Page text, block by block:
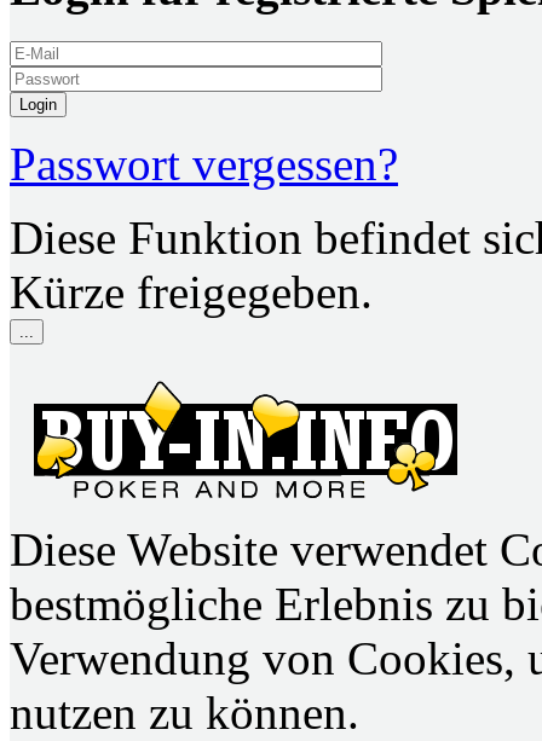
Login
Passwort vergessen?
Diese Funktion befindet
Kürze freigegeben.
...
Diese Website verwendet
bestmögliche Erlebnis zu
Verwendung von Cookies,
nutzen zu können.